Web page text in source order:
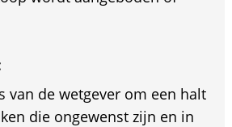
van de wetgever om een halt
die ongewenst zijn en in